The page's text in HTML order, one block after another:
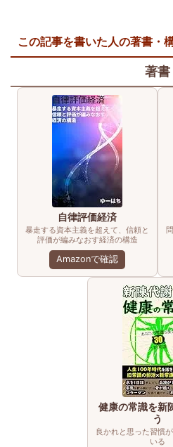
この記事を書いた人の著書・
著書
自律評価経済
暴走する資本主義を超えて、信頼と
評価が編みなおす経済の構造
Amazonで確認
健康の常識を新
う
良かれと思った習慣
いる